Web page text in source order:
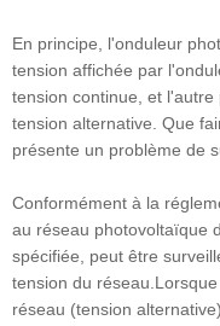
En principe, l'onduleur
tension affichée par
tension continue, et
tension alternative. Que
présente un problème de
Conformément à la
au réseau photovoltaïque
spécifiée, peut être
tension du
réseau (tension